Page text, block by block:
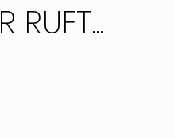
RUFT...